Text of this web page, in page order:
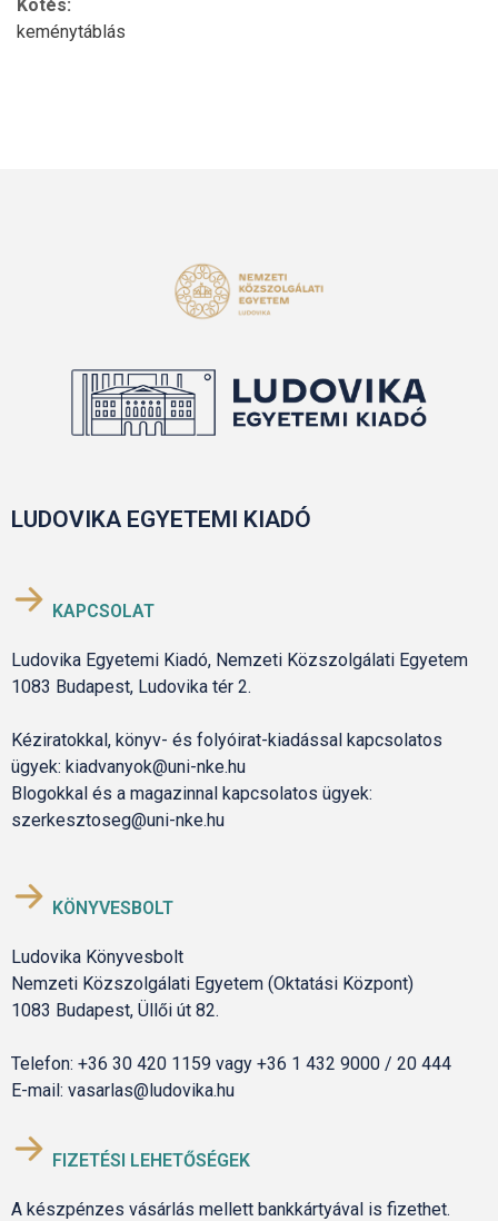
Kötés:
keménytáblás
LUDOVIKA EGYETEMI KIADÓ
KAPCSOLAT
Ludovika Egyetemi Kiadó, Nemzeti Közszolgálati Egyetem
1083 Budapest, Ludovika tér 2.
Kéziratokkal, könyv- és folyóirat-kiadással kapcsolatos
ügyek: kiadvanyok@uni-nke.hu
Blogokkal és a magazinnal kapcsolatos ügyek:
szerkesztoseg@uni-nke.hu
KÖNYVESBOLT
Ludovika Könyvesbolt
Nemzeti Közszolgálati Egyetem (Oktatási Központ)
1083 Budapest, Üllői út 82.
Telefon: +36 30 420 1159 vagy +36 1 432 9000 / 20 444
E-mail: vasarlas@ludovika.hu
FIZETÉSI LEHETŐSÉGEK
A készpénzes vásárlás mellett bankkártyával is fizethet.